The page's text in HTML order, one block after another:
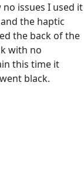
issues I used it
the haptic
the back of the
with no
this time it
black.